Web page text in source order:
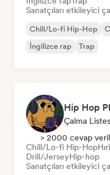
Sanatçıları etkileyici
Chill/Lo-fi Hip-Hop
İngilizce rap
Trap
Hip Hop
Çalma
> 2000 cevap
Chill/Lo-fi Hip-Hop
Drill/JerseyHip-hop
Sanatçıları etkileyici